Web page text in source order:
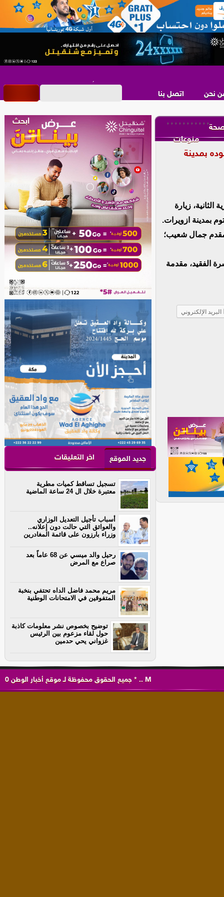
نحن اتصل بنا
,
,
,
,
,
,
,
,
,
,
,
منوعات
بمدينة
زيارة
بمدينة ازويرات.
محمدسيدي؛ قائد كتيبة المشاة المحمولة 22، والمقدم جمال شعيب؛
الفقيد، مقدمة
البريد الإلكتروني
جديد الموقع اخر التعليقات
تسجيل تساقط كميات مطرية
معتبرة خلال ال 24 ساعة الماضية
أسباب تأجيل التعديل الوزاري
والعوائق التي حالت دون إعلانه..
وزراء بارزون على قائمة المغادرين
رحيل والد ميسي عن 68 عاماً بعد
صراع مع المرض
مريم محمد فاضل الداه تحتفي بنخبة
المتفوقين في الامتحانات الوطنية
توضيح بخصوص نشر معلومات كاذبة
حول لقاء مزعوم بين الرئيس
غزواني يحي حدمين
M
..
* جميع الحقوق محفوظة لـموقع أخبار الوطن 0